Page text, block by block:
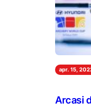
apr. 15,
Arcași